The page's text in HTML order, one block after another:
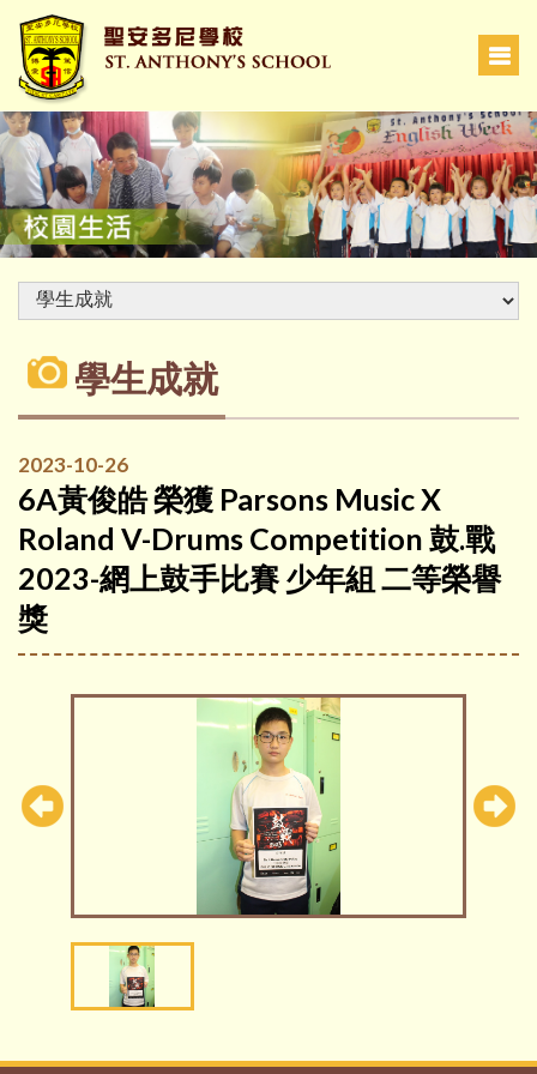
學生成就
2023-10-26
6A黃俊皓 榮獲 Parsons Music X
Roland V-Drums Competition 鼓.戰
2023-網上鼓手比賽 少年組 二等榮譽
獎